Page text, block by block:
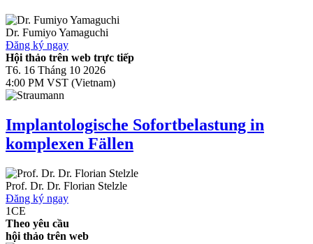
Dr. Fumiyo Yamaguchi
Đăng ký ngay
Hội thảo trên web trực tiếp
T6. 16 Tháng 10 2026
4:00 PM VST (Vietnam)
Implantologische Sofortbelastung in
komplexen Fällen
Prof. Dr. Dr. Florian Stelzle
Đăng ký ngay
1CE
Theo yêu cầu
hội thảo trên web